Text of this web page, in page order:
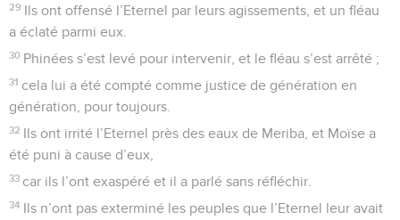
29 Ils ont offensé l’Eternel par leurs agissements, et un fléau
a éclaté parmi eux.
30 Phinées s’est levé pour intervenir, et le fléau s’est arrêté ;
31 cela lui a été compté comme justice de génération en
génération, pour toujours.
32 Ils ont irrité l’Eternel près des eaux de Meriba, et Moïse a
été puni à cause d’eux,
33 car ils l’ont exaspéré et il a parlé sans réfléchir.
34 Ils n’ont pas exterminé les peuples que l’Eternel leur avait